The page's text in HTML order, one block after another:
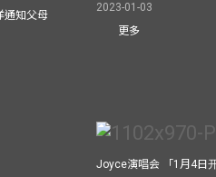
通知父母
2023-01-03
更多
Joyce演唱会 「1月4日